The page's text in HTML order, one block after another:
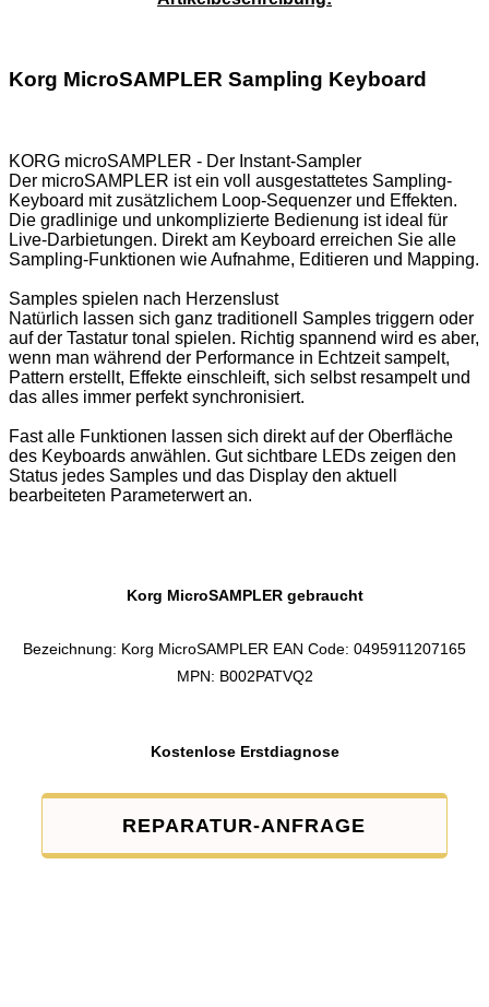
Korg MicroSAMPLER Sampling Keyboard
KORG microSAMPLER - Der Instant-Sampler
Der microSAMPLER ist ein voll ausgestattetes Sampling-
Keyboard mit zusätzlichem Loop-Sequenzer und Effekten.
Die gradlinige und unkomplizierte Bedienung ist ideal für
Live-Darbietungen. Direkt am Keyboard erreichen Sie alle
Sampling-Funktionen wie Aufnahme, Editieren und Mapping.
Samples spielen nach Herzenslust
Natürlich lassen sich ganz traditionell Samples triggern oder
auf der Tastatur tonal spielen. Richtig spannend wird es aber,
wenn man während der Performance in Echtzeit sampelt,
Pattern erstellt, Effekte einschleift, sich selbst resampelt und
das alles immer perfekt synchronisiert.
Fast alle Funktionen lassen sich direkt auf der Oberfläche
des Keyboards anwählen. Gut sichtbare LEDs zeigen den
Status jedes Samples und das Display den aktuell
bearbeiteten Parameterwert an.
Korg MicroSAMPLER gebraucht
Bezeichnung: Korg MicroSAMPLER EAN Code: 0495911207165
MPN: B002PATVQ2
Kostenlose Erstdiagnose
REPARATUR-ANFRAGE